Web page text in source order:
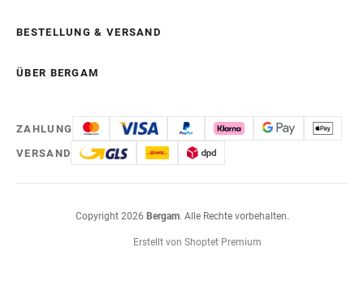
BESTELLUNG & VERSAND
ÜBER BERGAM
ZAHLUNG
VERSAND
Erstellt von Shoptet Premium
Copyright 2026 Bergam. Alle Rechte vorbehalten.